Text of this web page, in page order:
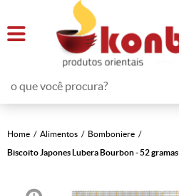
Home Alimentos
Bomboniere
Biscoito Japones Lubera Bourbon - 52 gramas